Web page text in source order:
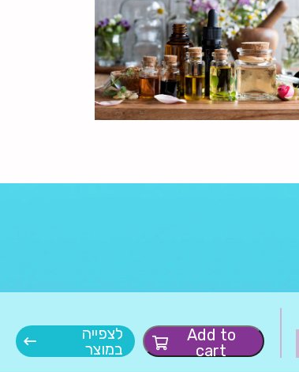
Add to
cart
לצפייה
במוצר